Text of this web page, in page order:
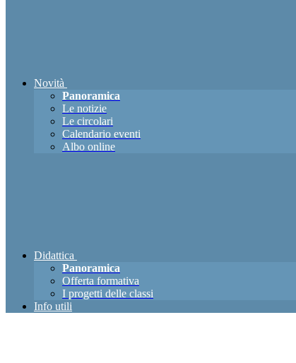
Novità
Panoramica
Le notizie
Le circolari
Calendario eventi
Albo online
Didattica
Panoramica
Offerta formativa
I progetti delle classi
Info utili